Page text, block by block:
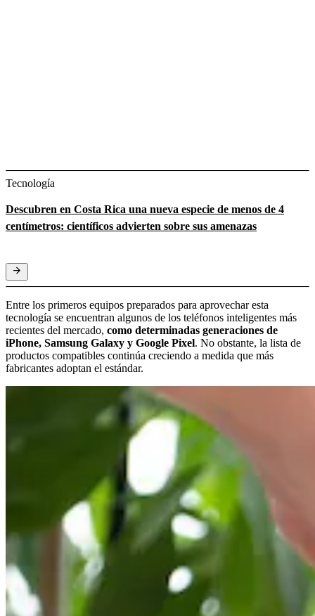
Tecnología
Descubren en Costa Rica una nueva especie de menos de 4
centímetros: científicos advierten sobre sus amenazas
Entre los primeros equipos preparados para aprovechar esta
tecnología se encuentran algunos de los teléfonos inteligentes más
recientes del mercado, como determinadas generaciones de
iPhone, Samsung Galaxy y Google Pixel. No obstante, la lista de
productos compatibles continúa creciendo a medida que más
fabricantes adoptan el estándar.